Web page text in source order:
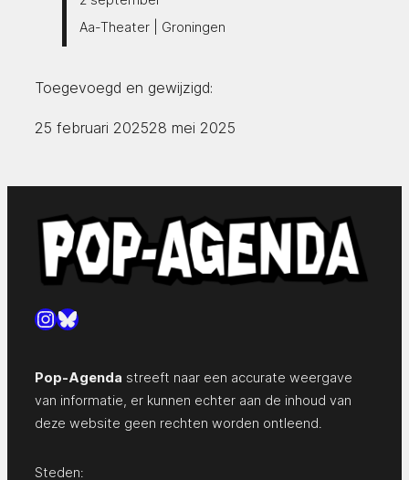
Aa-Theater | Groningen
Toegevoegd en gewijzigd:
25 februari 202528 mei 2025
Instagram
Bluesky
Pop-Agenda streeft naar een accurate weergave
van informatie, er kunnen echter aan de inhoud van
deze website geen rechten worden ontleend.
Steden: